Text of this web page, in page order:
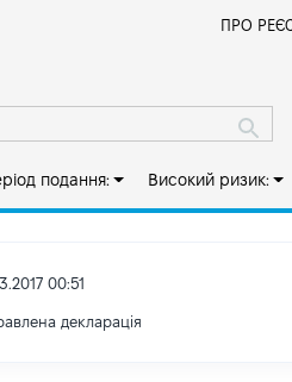
ПРО
подання: Високий ризик:
00:51
декларація